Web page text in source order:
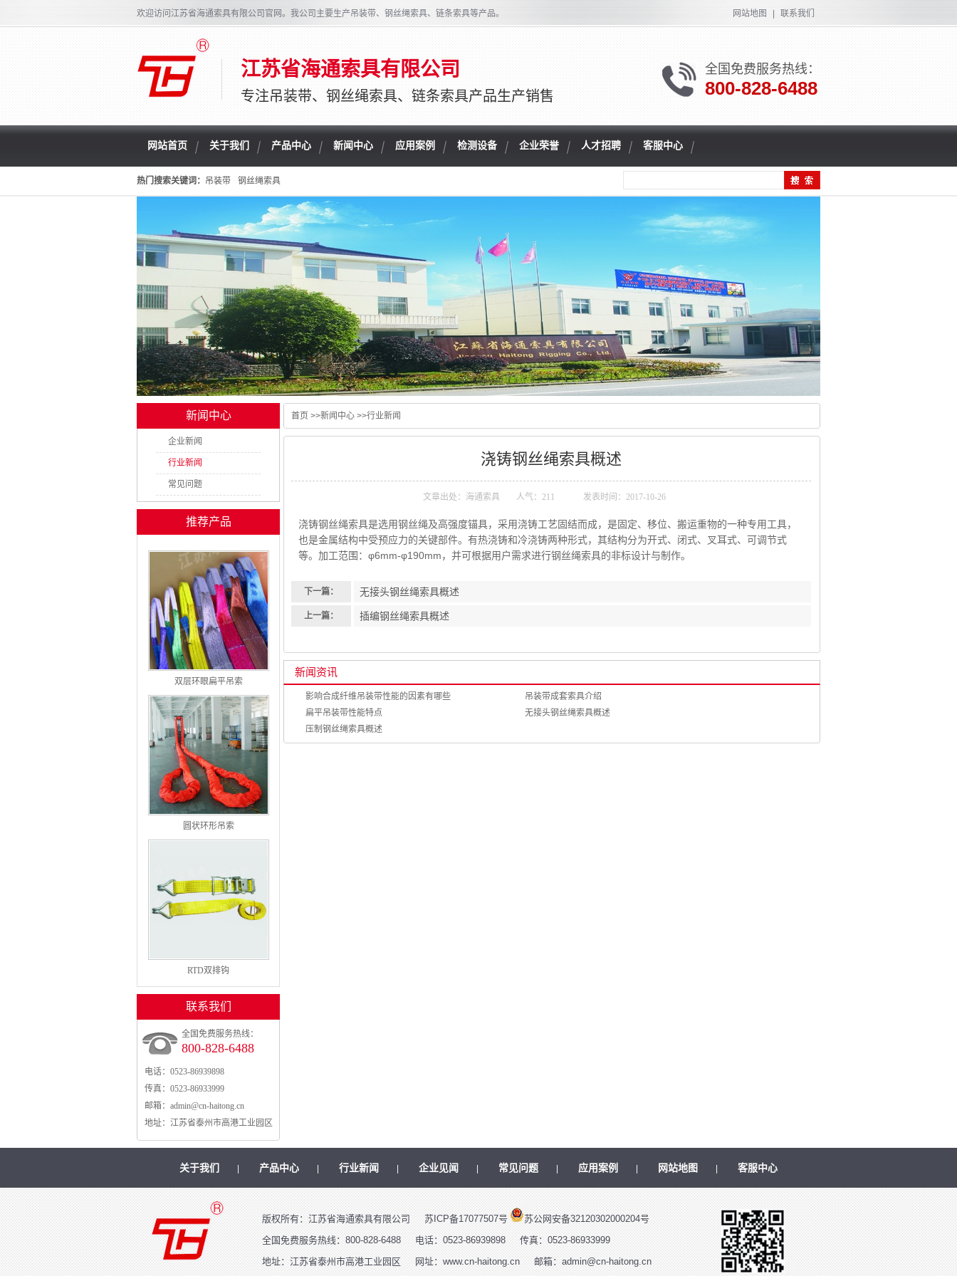
欢迎访问江苏省海通索具有限公司官网。我公司主要生产吊装带、钢丝绳索具、链条索具等产品。 网站地图 联系我们
江苏省海通索具有限公司
专注吊装带、钢丝绳索具、链条索具产品生产销售
全国免费服务热线：
800-828-6488
网站首页 关于我们 产品中心 新闻中心 应用案例 检测设备 企业荣誉 人才招聘 客服中心
热门搜索关键词： 吊装带 钢丝绳索具
首页 >>新闻中心 >>行业新闻
浇铸钢丝绳索具概述
文章出处：海通索具 人气： 211 发表时间：2017-10-26
浇铸钢丝绳索具是选用钢丝绳及高强度锚具，采用浇铸工艺固结而成，是固定、移位、搬运重物的一种专用工具，
也是金属结构中受预应力的关键部件。有热浇铸和冷浇铸两种形式，其结构分为开式、闭式、叉耳式、可调节式
等。加工范围：φ6mm-φ190mm，并可根据用户需求进行钢丝绳索具的非标设计与制作。
下一篇： 无接头钢丝绳索具概述
上一篇： 插编钢丝绳索具概述
新闻资讯
影响合成纤维吊装带性能的因素有哪些
吊装带成套索具介绍
扁平吊装带性能特点
无接头钢丝绳索具概述
压制钢丝绳索具概述
新闻中心
企业新闻
行业新闻
常见问题
推荐产品
双层环眼扁平吊索
圆状环形吊索
RTD双排钩
联系我们
全国免费服务热线：
800-828-6488
电话： 0523-86939898
传真： 0523-86933999
邮箱： admin@cn-haitong.cn
地址： 江苏省泰州市高港工业园区
关于我们 产品中心 行业新闻 企业见闻 常见问题 应用案例 网站地图 客服中心
版权所有：江苏省海通索具有限公司 苏ICP备17077507号
苏公网安备32120302000204号
全国免费服务热线：800-828-6488
电话：0523-86939898
传真：0523-86933999
地址：江苏省泰州市高港工业园区
网址：www.cn-haitong.cn 邮箱：admin@cn-haitong.cn